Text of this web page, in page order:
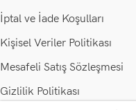
İptal ve İade Koşulları
Kişisel Veriler Politikası
Mesafeli Satış Sözleşmesi
Gizlilik Politikası